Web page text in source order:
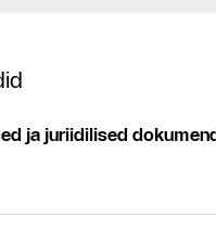
ja juriidilised